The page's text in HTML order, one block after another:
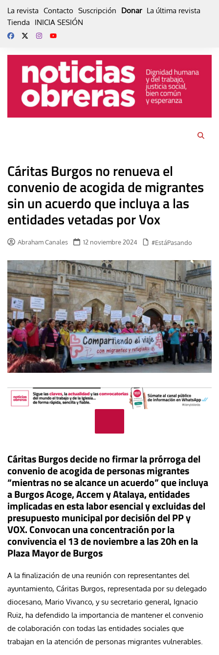
La revista Contacto Suscripción Donar La última revista
Tienda
INICIA SESIÓN
Cáritas Burgos no renueva el
convenio de acogida de migrantes
sin un acuerdo que incluya a las
entidades vetadas por Vox
Abraham Canales 12 noviembre 2024 #EstáPasando
Cáritas Burgos decide no firmar la prórroga del
convenio de acogida de personas migrantes
“mientras no se alcance un acuerdo” que incluya
a Burgos Acoge, Accem y Atalaya, entidades
implicadas en esta labor esencial y excluidas del
presupuesto municipal por decisión del PP y
VOX. Convocan una concentración por la
convivencia el 13 de noviembre a las 20h en la
Plaza Mayor de Burgos
A la finalización de una reunión con representantes del
ayuntamiento, Cáritas Burgos, representada por su delegado
diocesano, Mario Vivanco, y su secretario general, Ignacio
Ruiz, ha defendido la importancia de mantener el convenio
de colaboración con todas las entidades sociales que
trabajan en la atención de personas migrantes vulnerables.